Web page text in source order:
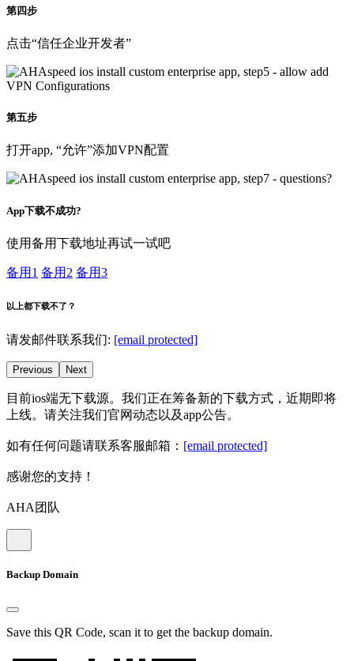
第四步
点击“信任企业开发者”
第五步
打开app, “允许”添加VPN配置
App下载不成功?
使用备用下载地址再试一试吧
备用1 备用2 备用3
以上都下载不了？
请发邮件联系我们: [email protected]
Previous Next
目前ios端无下载源。我们正在筹备新的下载方式，近期即将
上线。请关注我们官网动态以及app公告。
如有任何问题请联系客服邮箱： [email protected]
感谢您的支持！
AHA团队
Backup Domain
Save this QR Code, scan it to get the backup domain.